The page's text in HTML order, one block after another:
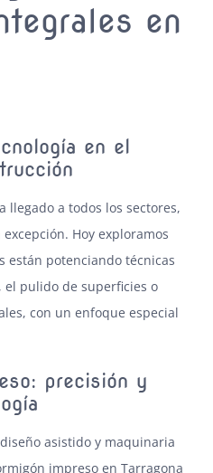
en
en el
llegado a todos los sectores,
Hoy exploramos
están potenciando técnicas
pulido de superficies o
con un enfoque especial
precisión y
asistido y maquinaria
impreso en Tarragona